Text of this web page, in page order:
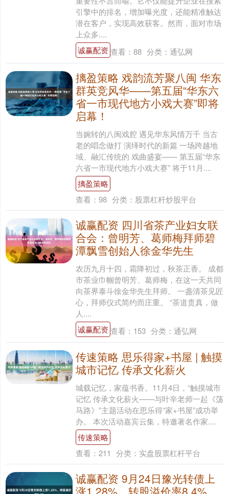
引擎中的排名，增加曝光度，还能精准触达
潜在客户，实现高效获客。然而，面对市场
上众多....
诚赢配资 查看： 88 分类： 通弘网
摛盈策略 戏韵流芳聚八闽 华东
群英竞风华——第五届“华东六
省一市现代地方小戏大赛”即将
启幕！
当婉转的八闽戏腔 遇见华东风情万千 当古
老的唱念做打 演绎时代的新篇 一场跨越地
域、融汇传统的 戏曲盛宴—— 第五届“华东
六省一市现代地方小戏大赛” 将于11月....
摛盈策略
查看： 98 分类： 股票杠杆炒股平台
诚赢配资 四川省茶产业妇女联
合会：曾明芳、葛师梅拜师碧
潭飘雪创始人徐金华先生
农历九月十四，霜降初过，秋茶正香。 成都
市茶业巾帼曾明芳、葛师梅，在这一天共同
向茶界泰斗徐金华先生拜师。 一盏清茶见匠
心，拜师仪式简约而庄重。 “茶道贵真，做
人....
诚赢配资 查看： 153 分类： 通弘网
传速策略 思乐得家+书屋 | 触摸
城市记忆 传承文化薪火
城载记忆，家蕴书香。11月4日，“触摸城市
记忆 传承文化薪火——与叶辛老师一起《荡
马路》”主题活动在思乐得“家+书屋”成功举
办。 本次活动嘉宾云集，特邀著名作家....
传速策略
查看： 211 分类： 实盘股票杠杆平台
诚赢配资 9月24日豫光转债上